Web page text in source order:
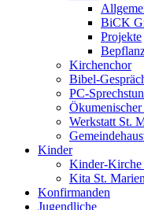
BiCK
Projekte
Kirchenchor
Bibel-
PC-
Werkstatt St.
Kinder
Kinder-Kirche
Kita St. Marien
Konfirmanden
Jugendliche